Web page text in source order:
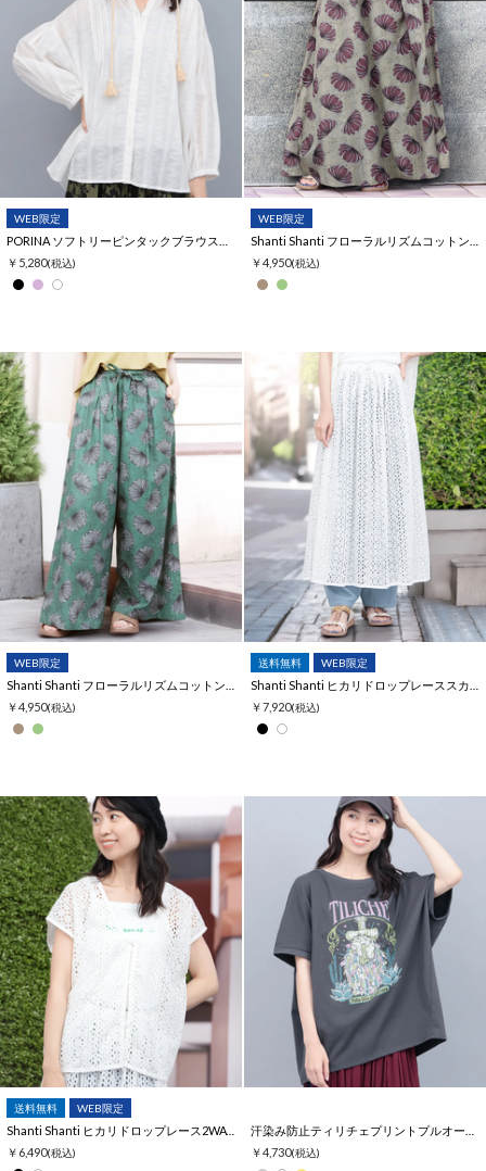
WEB限定
￥5,280(税込)
WEB限定
￥4,950(税込)
WEB限定
￥4,950(税込)
送料無料 WEB限定
￥7,920(税込)
送料無料 WEB限定
Shanti Shanti ヒカリドロップレース2WAYブラウス【WEB限定】
￥6,490(税込)
￥4,730(税込)